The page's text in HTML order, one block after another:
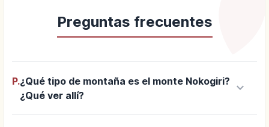
Preguntas frecuentes
P.¿Qué tipo de montaña es el monte Nokogiri?
¿Qué ver allí?
keyboard_arrow_down